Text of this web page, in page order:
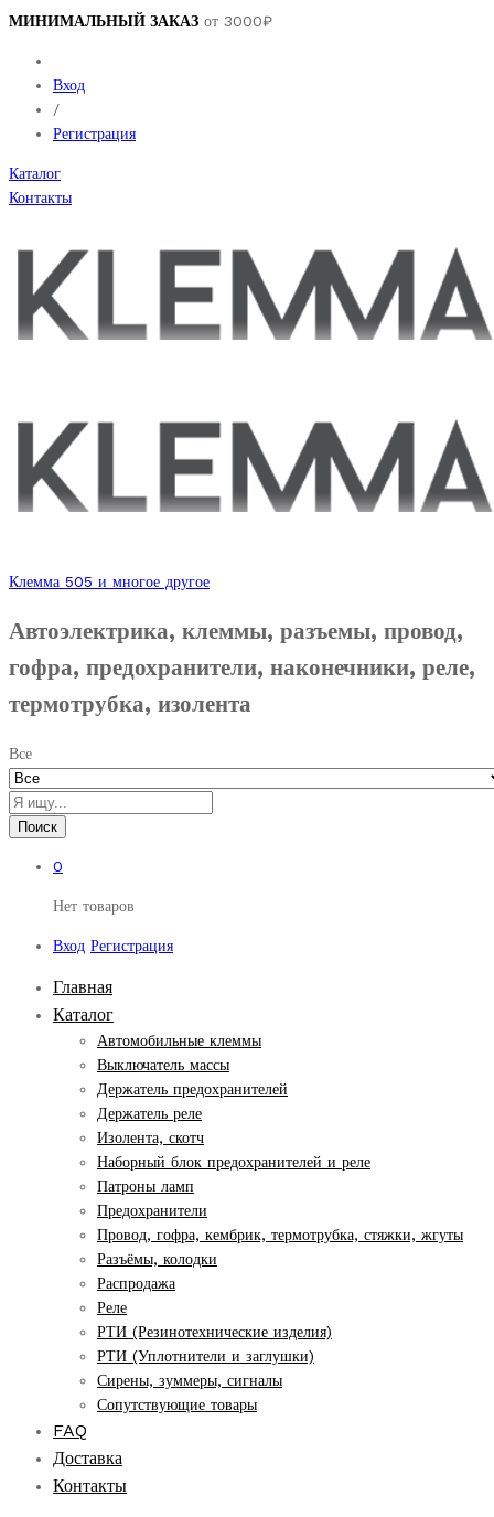
МИНИМАЛЬНЫЙ ЗАКАЗ от 3000₽
Вход
/
Регистрация
Каталог
Контакты
Клемма 505 и многое другое
Автоэлектрика, клеммы, разъемы, провод,
гофра, предохранители, наконечники, реле,
термотрубка, изолента
Все
Поиск
0
Нет товаров
Вход Регистрация
Главная
Каталог
Автомобильные клеммы
Выключатель массы
Держатель предохранителей
Держатель реле
Изолента, скотч
Наборный блок предохранителей и реле
Патроны ламп
Предохранители
Провод, гофра, кембрик, термотрубка, стяжки, жгуты
Разъёмы, колодки
Распродажа
Реле
РТИ (Резинотехнические изделия)
РТИ (Уплотнители и заглушки)
Сирены, зуммеры, сигналы
Сопутствующие товары
FAQ
Доставка
Контакты